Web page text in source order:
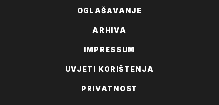
OGLAŠAVANJE
ARHIVA
IMPRESSUM
UVJETI KORIŠTENJA
PRIVATNOST